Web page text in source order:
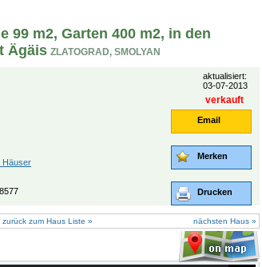
99 m2, Garten 400 m2, in den
Ägäis ZLATOGRAD, SMOLYAN
aktualisiert:
03-07-2013
verkauft
Email
Merken
Drucken
Häuser
zurück zum Haus Liste » nächsten Haus »